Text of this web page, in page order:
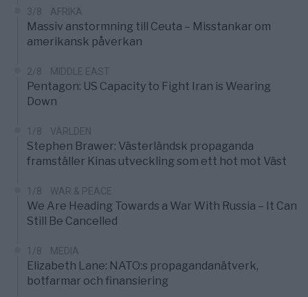
3/8 AFRIKA
Massiv anstormning till Ceuta – Misstankar om
amerikansk påverkan
2/8 MIDDLE EAST
Pentagon: US Capacity to Fight Iran is Wearing
Down
1/8 VÄRLDEN
Stephen Brawer: Västerländsk propaganda
framställer Kinas utveckling som ett hot mot Väst
1/8 WAR & PEACE
We Are Heading Towards a War With Russia – It Can
Still Be Cancelled
1/8 MEDIA
Elizabeth Lane: NATO:s propagandanätverk,
botfarmar och finansiering